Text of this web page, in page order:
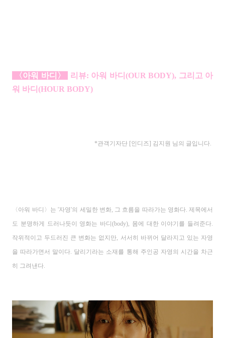
〈아워 바디 〉
리뷰: 아워 바디(OUR BODY), 그리고 아
워 바디(HOUR BODY)
*관객기자단 [인디즈] 김지원 님의 글입니다.
〈 아워 바디 〉 는 '자영'의 세밀한 변화, 그 흐름을 따라가는 영화다. 제목에서
도 분명하게 드러나듯이
영화는 바디 (body), 몸에 대한 이야기를 들려준다.
작위적이고 두드러진 큰 변화는 없지만, 서서히 바뀌어 달라지고 있는 자영
을 따라가면서 말이다. 달리기라는 소재를 통해 주인공 자영의 시간을 차근
히 그려낸다.